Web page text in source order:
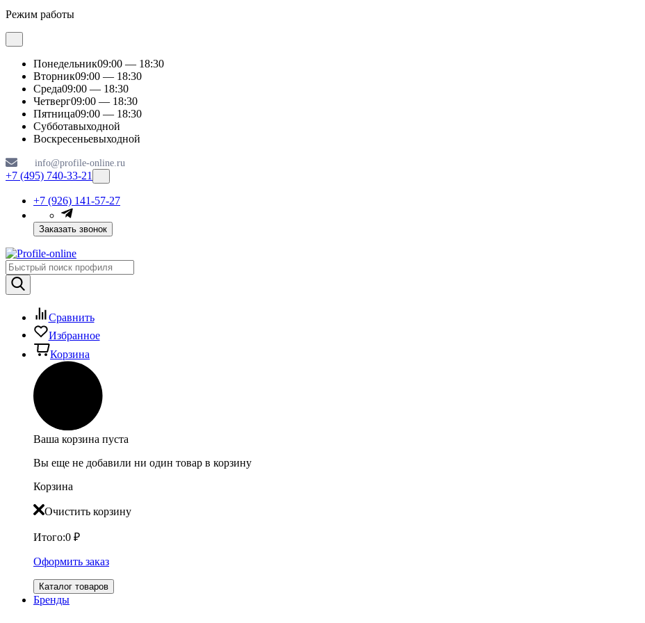
Режим работы
Понедельник09:00 — 18:30
Вторник09:00 — 18:30
Среда09:00 — 18:30
Четверг09:00 — 18:30
Пятница09:00 — 18:30
Субботавыходной
Воскресеньевыходной
info@profile-online.ru
+7 (495) 740-33-21
+7 (926) 141-57-27
Заказать звонок
Сравнить
Избранное
Корзина
Ваша корзина пуста
Вы еще не добавили ни один товар в корзину
Корзина
Очистить корзину
Итого:0 ₽
Оформить заказ
Каталог товаров
Бренды